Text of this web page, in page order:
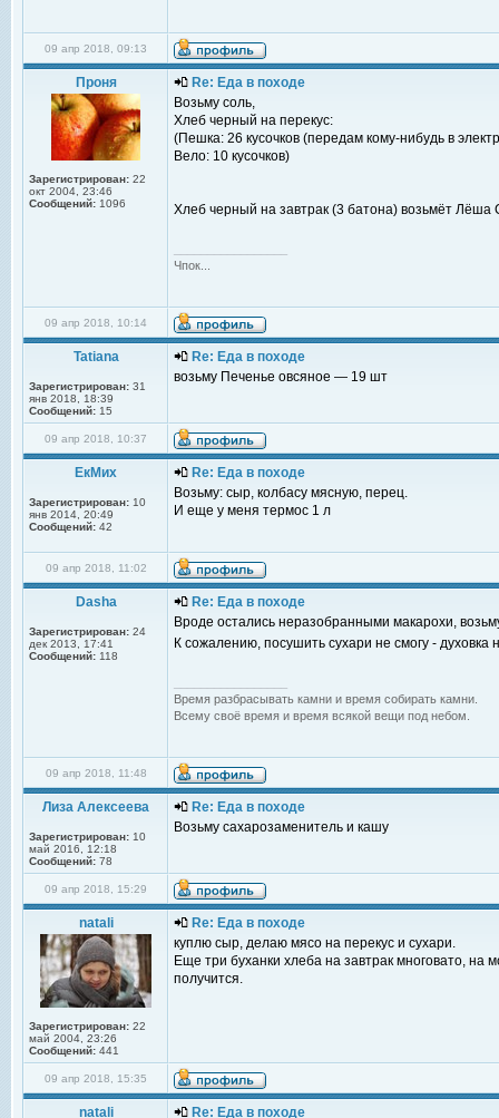
09 апр 2018, 09:13
Проня
Зарегистрирован: 22
окт 2004, 23:46
Сообщений: 1096
Re: Еда в походе
Возьму соль,
Хлеб черный на перекус:
(Пешка: 26 кусочков (передам кому-нибудь в
Вело: 10 кусочков)
Хлеб черный на завтрак (3 батона) возьмёт
Чпок...
09 апр 2018, 10:14
Tatiana
Зарегистрирован: 31
янв 2018, 18:39
Сообщений: 15
Re: Еда в походе
возьму Печенье овсяное — 19 шт
09 апр 2018, 10:37
ЕкМих
Зарегистрирован: 10
янв 2014, 20:49
Сообщений: 42
Re: Еда в походе
Возьму: сыр, колбасу мясную, перец.
И еще у меня термос 1 л
09 апр 2018, 11:02
Dasha
Зарегистрирован: 24
дек 2013, 17:41
Сообщений: 118
Re: Еда в походе
Вроде остались неразобранными макарохи,
К сожалению, посушить сухари не смогу - духовка
Время разбрасывать камни и время собирать камни.
Всему своё время и время всякой вещи под небом.
09 апр 2018, 11:48
Лиза Алексеева
Зарегистрирован: 10
май 2016, 12:18
Сообщений: 78
Re: Еда в походе
Возьму сахарозаменитель и кашу
09 апр 2018, 15:29
natali
Зарегистрирован: 22
май 2004, 23:26
Сообщений: 441
Re: Еда в походе
куплю сыр, делаю мясо на перекус и сухари.
Еще три буханки хлеба на завтрак многовато, на
получится.
09 апр 2018, 15:35
natali Re: Еда в походе